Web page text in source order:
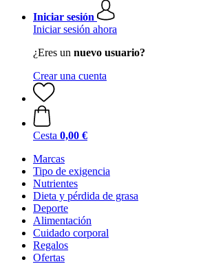
Iniciar sesión
Iniciar sesión ahora
¿Eres un nuevo usuario?
Crear una cuenta
Cesta 0,00 €
Marcas
Tipo de exigencia
Nutrientes
Dieta y pérdida de grasa
Deporte
Alimentación
Cuidado corporal
Regalos
Ofertas